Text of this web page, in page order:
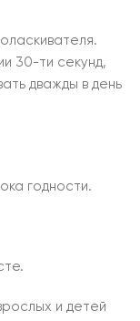
30-ти секунд,
дважды в день
годности.
и детей